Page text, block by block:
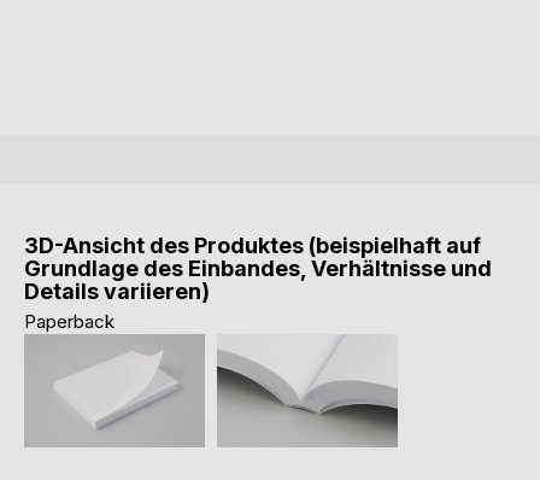
3D-Ansicht des Produktes (beispielhaft auf
Grundlage des Einbandes, Verhältnisse und
Details variieren)
Paperback